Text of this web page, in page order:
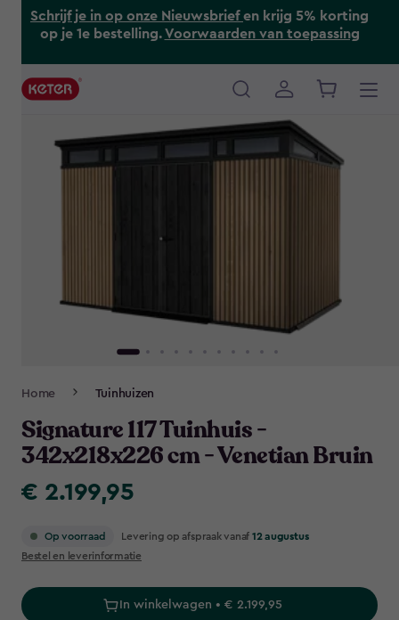
Schrijf je in op onze Nieuwsbriefen krijg 5% korting
op je 1e bestelling.Voorwaarden van toepassing
Main
Home Tuinhuizen
Signature 117 Tuinhuis -
342x218x226 cm - Venetian Bruin
€
€ 2.199,95
Op voorraad Levering op afspraak vanaf 12 augustus
Bestel en leverinformatie
In winkelwagen • € 2.199,95